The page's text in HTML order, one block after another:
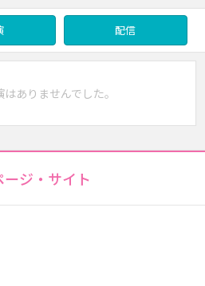
配信
ありませんでした。
ージ・サイト